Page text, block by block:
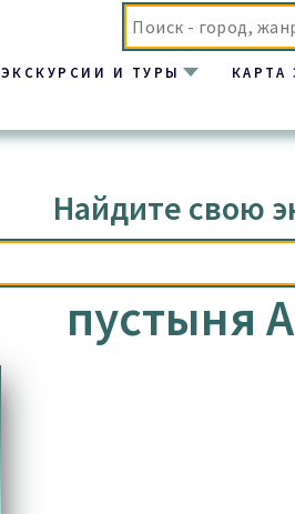
ЭКСКУРСИИ И ТУРЫ КАРТА
Найдите свою
пустыня